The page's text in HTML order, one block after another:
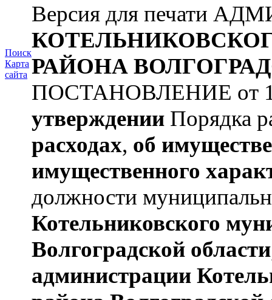
Поиск
Карта
сайта
Версия для печати
РАЙОНА
ПОСТАНОВЛЕНИЕ от
утверждении Порядка
расходах, об
имущественного
должности
Котельниковского
Волгоградской области
администрации